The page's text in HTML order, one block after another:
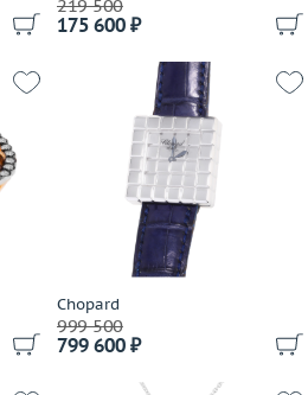
219 500
175 600 ₽
Chopard
999 500
799 600 ₽